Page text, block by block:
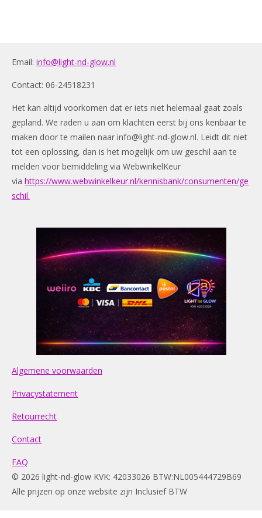
Email: info@light-nd-glow.nl
Contact: 06-24518231
Het kan altijd voorkomen dat er iets niet helemaal gaat zoals
gepland. We raden u aan om klachten eerst bij ons kenbaar te
maken door te mailen naar info@light-nd-glow.nl. Leidt dit niet
tot een oplossing, dan is het mogelijk om uw geschil aan te
melden voor bemiddeling via WebwinkelKeur
via https://www.webwinkelkeur.nl/kennisbank/consumenten/ge
schil.
Algemene voorwaarden
Privacystatement
Retourrecht
Contact
FAQ
© 2026 light-nd-glow KVK: 42033026 BTW:NL005444729B69
Alle prijzen op onze website zijn Inclusief BTW